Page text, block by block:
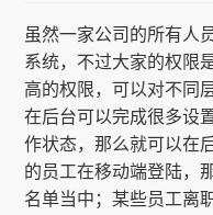
虽然一家公司的所有人
系统，不过大家的权限
高的权限，可以对不同
在后台可以完成很多设
作状态，那么就可以在
的员工在移动端登陆，
名单当中；某些员工离